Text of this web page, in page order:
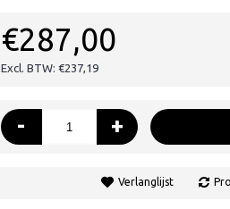
€287,00
Excl. BTW: €237,19
- +
Verlanglijst